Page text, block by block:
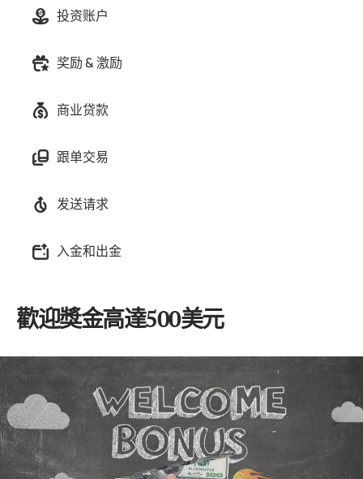
联盟计划
投资账户
奖励 & 激励
商业贷款
跟单交易
发送请求
入金和出金
歡迎獎金高達500美元